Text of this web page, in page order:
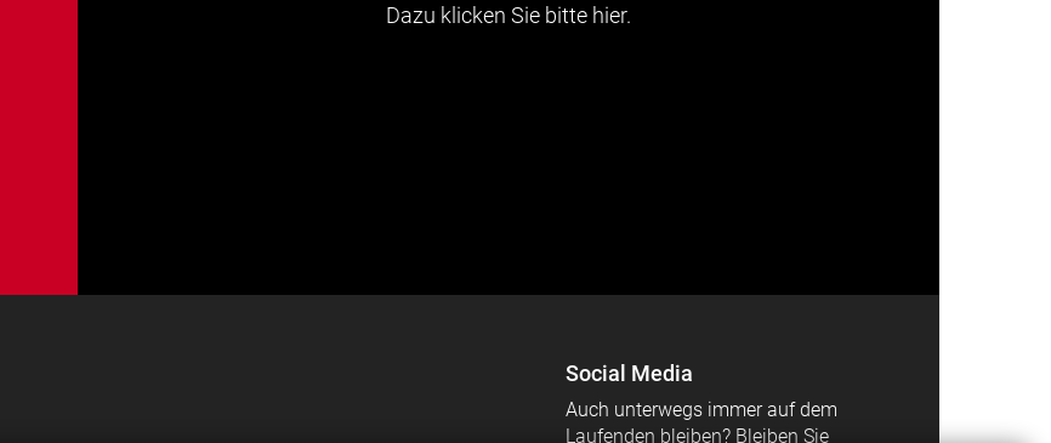
Dazu klicken Sie bitte hier.
Social Media
Auch unterwegs immer auf dem
Laufenden bleiben? Bleiben Sie